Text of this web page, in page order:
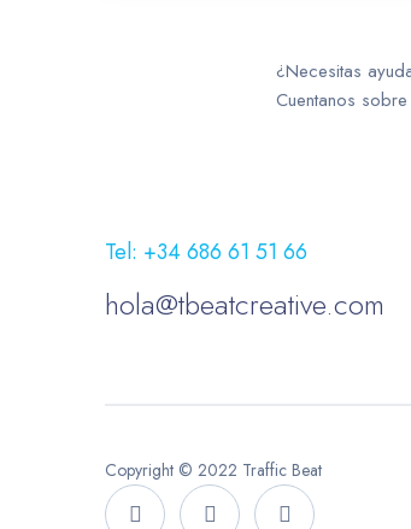
¿Necesitas
Cuentanos
Tel: +34 686 61 51 66
hola@tbeatcreative.com
Copyright © 2022 Traffic Beat